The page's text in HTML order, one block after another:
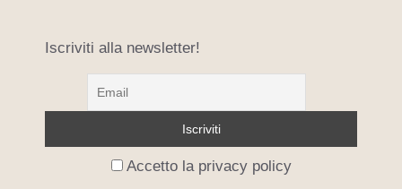
Iscriviti alla newsletter!
Accetto la privacy policy